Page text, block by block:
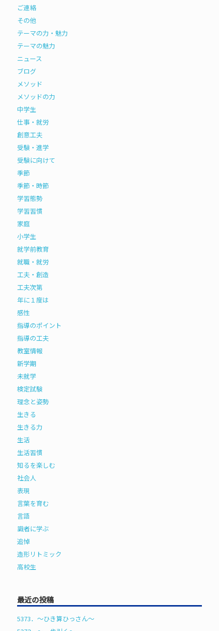
ご連絡
その他
テーマの力・魅力
テーマの魅力
ニュース
ブログ
メソッド
メソッドの力
中学生
仕事・就労
創意工夫
受験・進学
受験に向けて
季節
季節・時節
学習態勢
学習習慣
家庭
小学生
就学前教育
就職・就労
工夫・創造
工夫次第
年に１度は
感性
指導のポイント
指導の工夫
教室情報
新学期
未就学
検定試験
理念と姿勢
生きる
生きる力
生活
生活習慣
知るを楽しむ
社会人
表現
言葉を育む
言語
識者に学ぶ
追悼
造形リトミック
高校生
最近の投稿
5373．～ひき算ひっさん〜